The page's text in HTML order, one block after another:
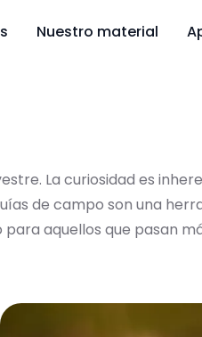
Nuestro material
La curiosidad es
de campo son una
aquellos que pasan